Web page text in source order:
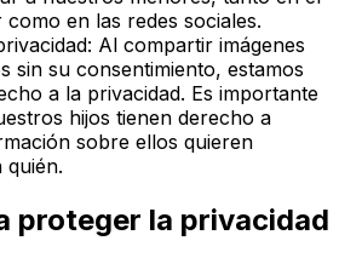
en las redes sociales.
Al compartir imágenes
sin su consentimiento, estamos
a la privacidad. Es importante
hijos tienen derecho a
sobre ellos quieren
proteger la privacidad